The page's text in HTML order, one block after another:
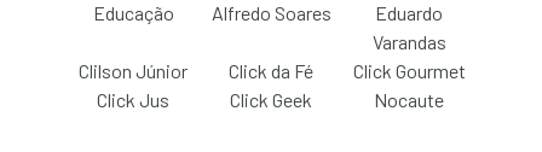
Educação
Alfredo Soares
Eduardo
Varandas
Clilson Júnior
Click da Fé
Click Gourmet
Click Jus
Click Geek Nocaute